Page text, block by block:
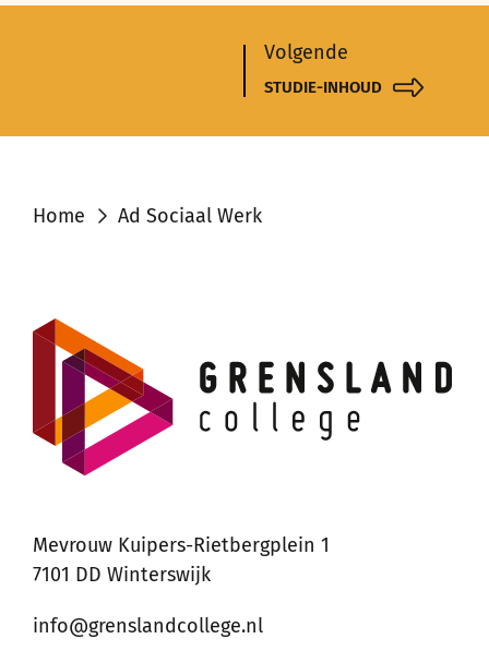
Volgende
STUDIE-INHOUD
Home Ad Sociaal Werk
Mevrouw Kuipers-Rietbergplein 1
7101 DD Winterswijk
info@grenslandcollege.nl